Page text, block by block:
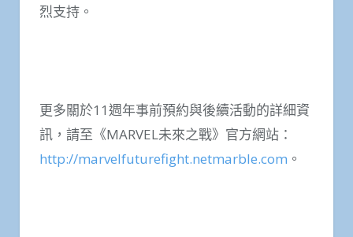
烈支持。
更多關於11週年事前預約與後續活動的詳細資
訊，請至《MARVEL未來之戰》官方網站：
http://marvelfuturefight.netmarble.com 。